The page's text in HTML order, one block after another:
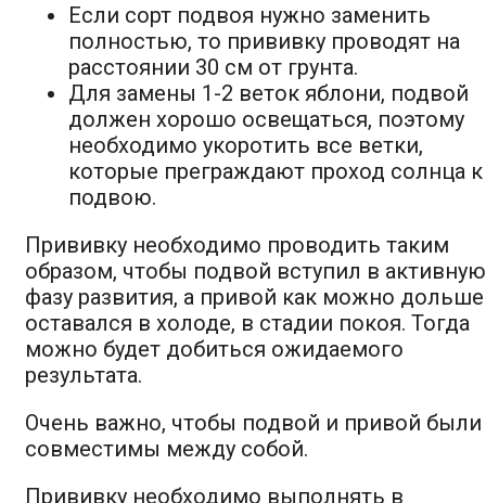
Если сорт подвоя нужно заменить
полностью, то прививку проводят на
расстоянии 30 см от грунта.
Для замены 1-2 веток яблони, подвой
должен хорошо освещаться, поэтому
необходимо укоротить все ветки,
которые преграждают проход солнца к
подвою.
Прививку необходимо проводить таким
образом, чтобы подвой вступил в активную
фазу развития, а привой как можно дольше
оставался в холоде, в стадии покоя. Тогда
можно будет добиться ожидаемого
результата.
Очень важно, чтобы подвой и привой были
совместимы между собой.
Прививку необходимо выполнять в